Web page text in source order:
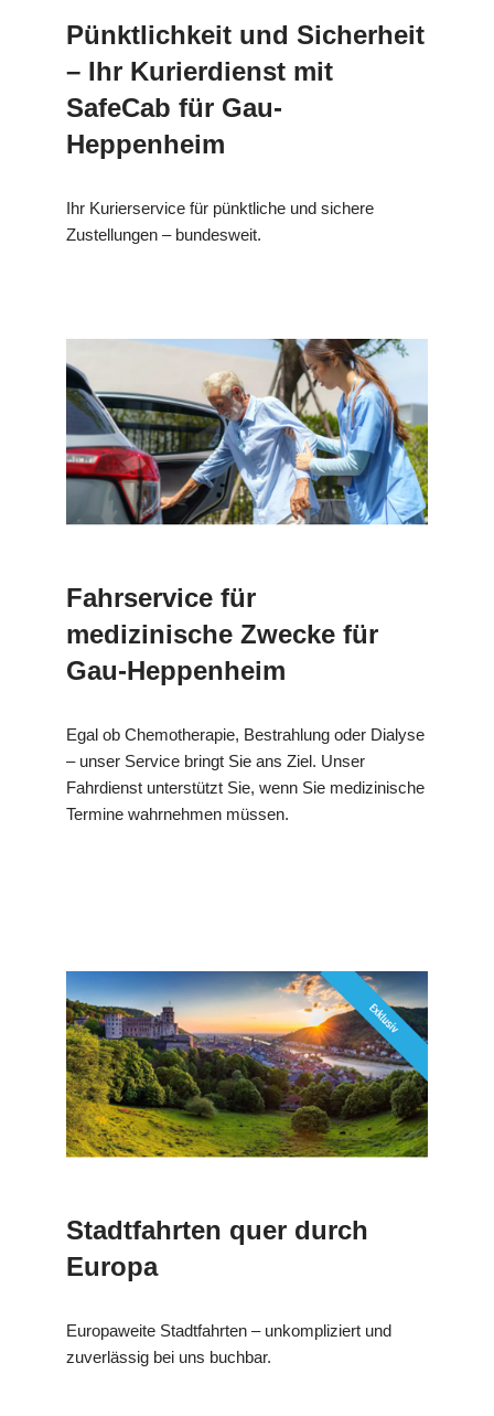
Pünktlichkeit und Sicherheit
– Ihr Kurierdienst mit
SafeCab für Gau-
Heppenheim
Ihr Kurierservice für pünktliche und sichere
Zustellungen – bundesweit.
Fahrservice für
medizinische Zwecke für
Gau-Heppenheim
Egal ob Chemotherapie, Bestrahlung oder Dialyse
– unser Service bringt Sie ans Ziel. Unser
Fahrdienst unterstützt Sie, wenn Sie medizinische
Termine wahrnehmen müssen.
Stadtfahrten quer durch
Europa
Europaweite Stadtfahrten – unkompliziert und
zuverlässig bei uns buchbar.